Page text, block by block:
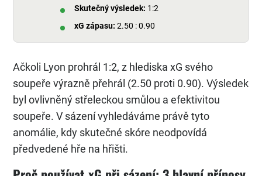
Skutečný výsledek: 1:2
xG zápasu: 2.50 : 0.90
Ačkoli Lyon prohrál 1:2, z hlediska xG svého
soupeře výrazně přehrál (2.50 proti 0.90). Výsledek
byl ovlivněný střeleckou smůlou a efektivitou
soupeře. V sázení vyhledáváme právě tyto
anomálie, kdy skutečné skóre neodpovídá
předvedené hře na hřišti.